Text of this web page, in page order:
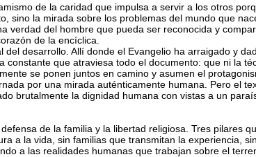
de la caridad que impulsa a servir a los otros
la mirada sobre los problemas del mundo que
del hombre que pueda ser reconocida y
de la encíclica.
desarrollo. Allí donde el Evangelio ha arraigado y
que atraviesa todo el documento: que ni la
se ponen juntos en camino y asumen el
por una mirada auténticamente humana. Pero el
brutalmente la dignidad humana con vistas a un
de la familia y la libertad religiosa. Tres pilares
a la vida, sin familias que transmitan la experiencia,
a las realidades humanas que trabajan sobre el